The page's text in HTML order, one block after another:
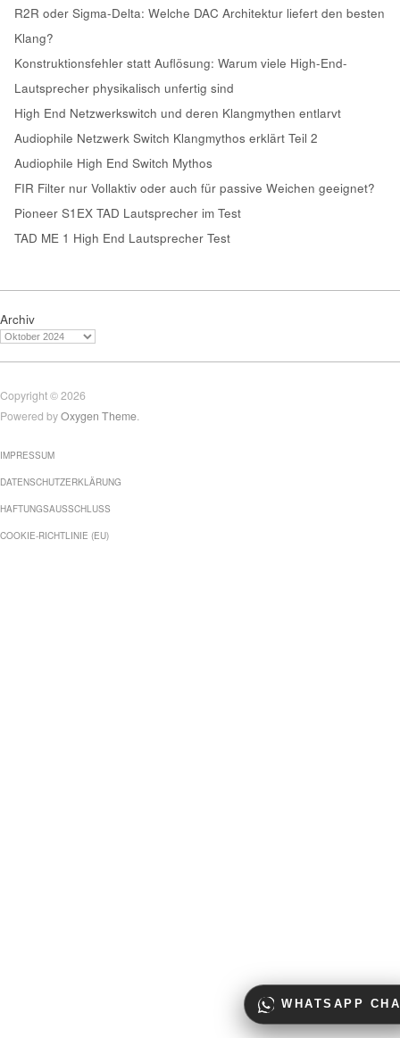
R2R oder Sigma-Delta: Welche DAC Architektur liefert den besten
Klang?
Konstruktionsfehler statt Auflösung: Warum viele High-End-
Lautsprecher physikalisch unfertig sind
High End Netzwerkswitch und deren Klangmythen entlarvt
Audiophile Netzwerk Switch Klangmythos erklärt Teil 2
Audiophile High End Switch Mythos
FIR Filter nur Vollaktiv oder auch für passive Weichen geeignet?
Pioneer S1EX TAD Lautsprecher im Test
TAD ME 1 High End Lautsprecher Test
Archiv
Copyright © 2026
Powered byOxygen Theme.
IMPRESSUM
DATENSCHUTZERKLÄRUNG
HAFTUNGSAUSSCHLUSS
COOKIE-RICHTLINIE (EU)
WHATSAPP